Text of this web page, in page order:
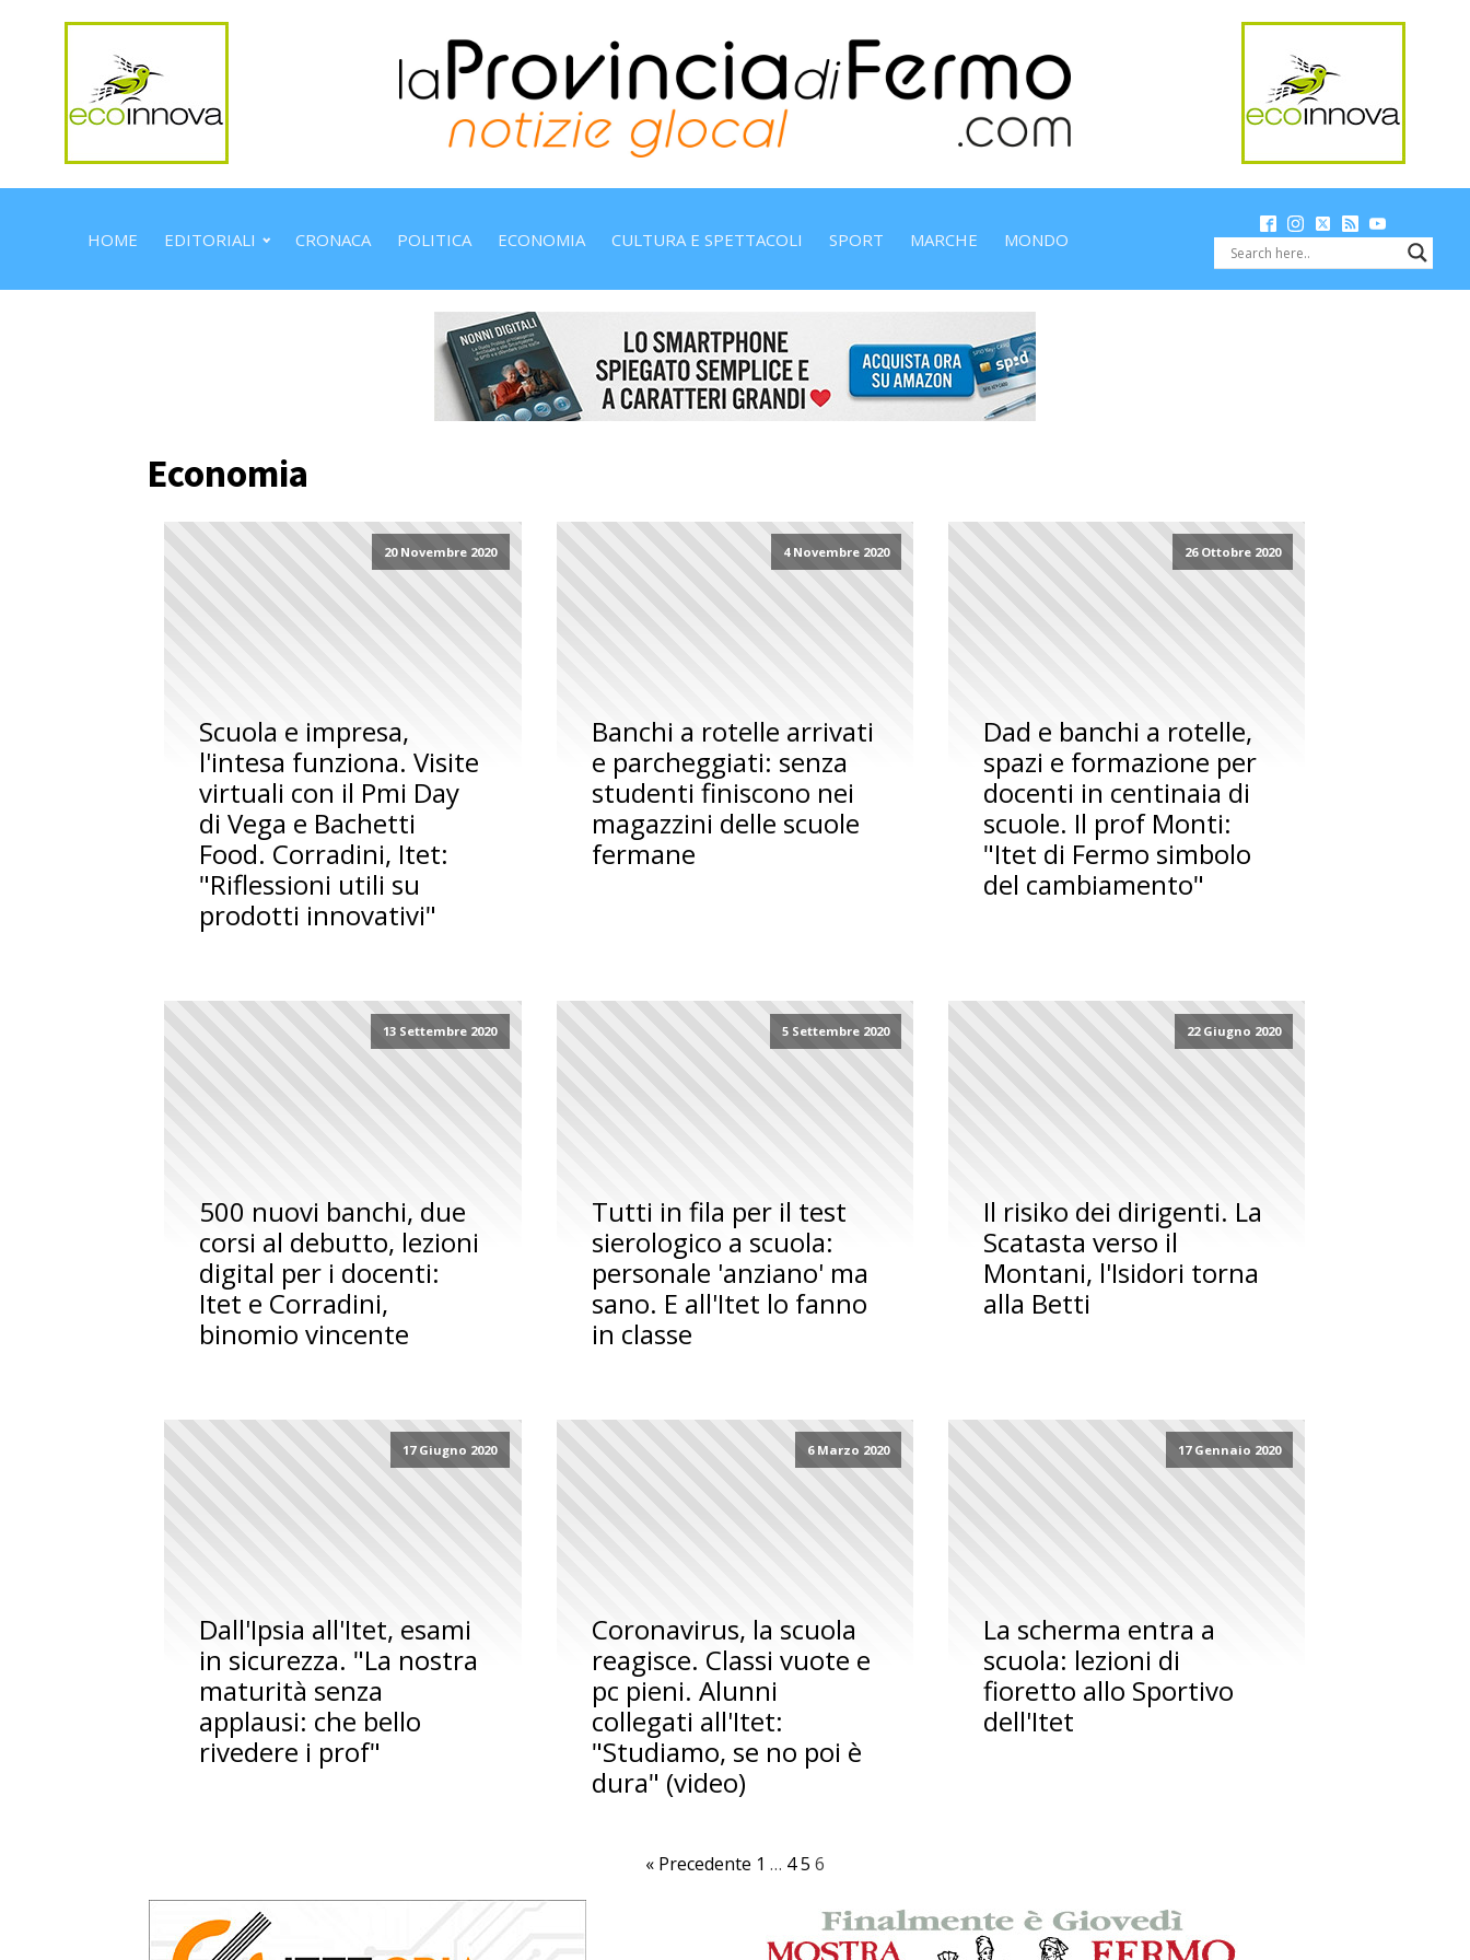
HOME EDITORIALI CRONACA POLITICA ECONOMIA CULTURA E SPETTACOLI SPORT MARCHE MONDO
Economia
20 Novembre 2020
Scuola e impresa,
l'intesa funziona. Visite
virtuali con il Pmi Day
di Vega e Bachetti
Food. Corradini, Itet:
"Riflessioni utili su
prodotti innovativi"
4 Novembre 2020
Banchi a rotelle arrivati
e parcheggiati: senza
studenti finiscono nei
magazzini delle scuole
fermane
26 Ottobre 2020
Dad e banchi a rotelle,
spazi e formazione per
docenti in centinaia di
scuole. Il prof Monti:
"Itet di Fermo simbolo
del cambiamento"
13 Settembre 2020
500 nuovi banchi, due
corsi al debutto, lezioni
digital per i docenti:
Itet e Corradini,
binomio vincente
5 Settembre 2020
Tutti in fila per il test
sierologico a scuola:
personale 'anziano' ma
sano. E all'Itet lo fanno
in classe
22 Giugno 2020
Il risiko dei dirigenti. La
Scatasta verso il
Montani, l'Isidori torna
alla Betti
17 Giugno 2020
Dall'Ipsia all'Itet, esami
in sicurezza. "La nostra
maturità senza
applausi: che bello
rivedere i prof"
6 Marzo 2020
Coronavirus, la scuola
reagisce. Classi vuote e
pc pieni. Alunni
collegati all'Itet:
"Studiamo, se no poi è
dura" (video)
17 Gennaio 2020
La scherma entra a
scuola: lezioni di
fioretto allo Sportivo
dell'Itet
« Precedente 1 … 45 6